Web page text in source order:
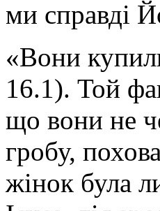
ми справді
«Вони
16.1). Той
що вони не
гробу,
жінок була